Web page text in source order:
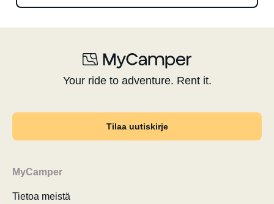
Your ride to adventure. Rent it.
Tilaa uutiskirje
MyCamper
Tietoa meistä